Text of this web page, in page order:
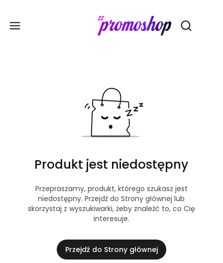
Otwórz
Produkt jest niedostępny
Przepraszamy, produkt, którego szukasz jest
niedostępny. Przejdź do Strony głównej lub
skorzystaj z wyszukiwarki, żeby znaleźć to, co Cię
interesuje.
Przejdź do Strony głównej